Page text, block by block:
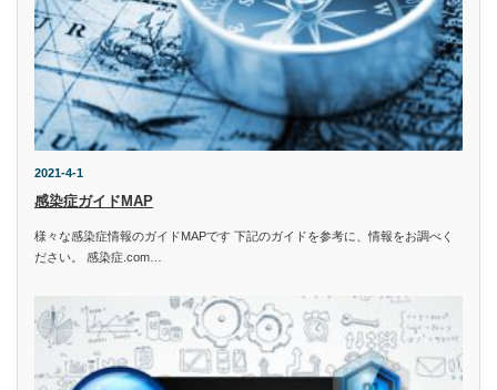
2021-4-1
感染症ガイドMAP
様々な感染症情報のガイドMAPです 下記のガイドを参考に、情報をお調べく
ださい。 感染症.com…